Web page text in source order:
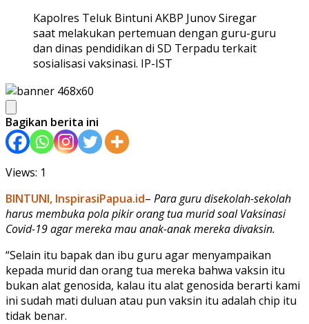
Kapolres Teluk Bintuni AKBP Junov Siregar
saat melakukan pertemuan dengan guru-guru
dan dinas pendidikan di SD Terpadu terkait
sosialisasi vaksinasi. IP-IST
Bagikan berita ini
Views: 1
BINTUNI, InspirasiPapua.id– Para guru disekolah-sekolah
harus membuka pola pikir orang tua murid soal Vaksinasi
Covid-19 agar mereka mau anak-anak mereka divaksin.
“Selain itu bapak dan ibu guru agar menyampaikan
kepada murid dan orang tua mereka bahwa vaksin itu
bukan alat genosida, kalau itu alat genosida berarti kami
ini sudah mati duluan atau pun vaksin itu adalah chip itu
tidak benar.